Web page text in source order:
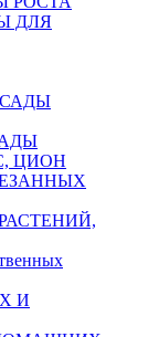
ДЛЯ
ЦИОН
И